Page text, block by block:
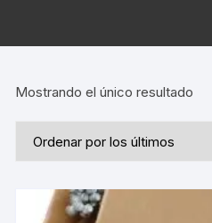
Mostrando el único resultado